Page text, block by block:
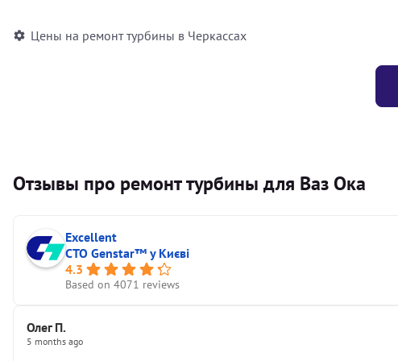
Цены на ремонт турбины в Черкассах
Отзывы про ремонт турбины для Ваз Ока
Excellent
СТО Genstar™ у Києві
4.3
Based on 4071 reviews
Олег П.
5 months ago